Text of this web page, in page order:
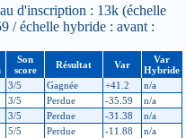
d'inscription : 13k (échelle
/ échelle hybride : avant :
Son
score
Résultat Var
Var
Hybride
3/5 Gagnée +41.2
n/a
3/5 Perdue -35.59
n/a
3/5 Perdue -31.38
n/a
5/5 Perdue -11.88
n/a